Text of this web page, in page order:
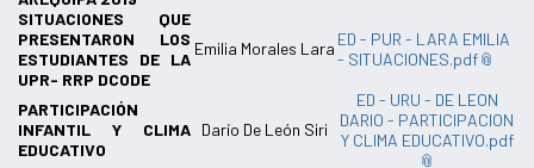
SITUACIONES QUE
PRESENTARON LOS
ESTUDIANTES DE LA
UPR- RRP DCODE
Emilia Morales Lara ED - PUR - LARA EMILIA
- SITUACIONES.pdf
PARTICIPACIÓN
INFANTIL Y CLIMA
EDUCATIVO
Darío De León Siri
ED - URU - DE LEON
DARIO - PARTICIPACION
Y CLIMA EDUCATIVO.pdf